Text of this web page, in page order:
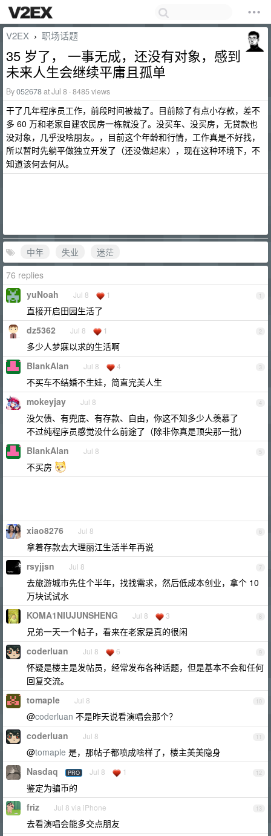
V2EX › 职场话题
35 岁了， 一事无成，还没有对象，感到
未来人生会继续平庸且孤单
By052678at Jul 8 · 8485 views
干了几年程序员工作，前段时间被裁了。目前除了有点小存款，差不
多 60 万和老家自建农民房一栋就没了。没买车、没买房，无贷款也
没对象，几乎没啥朋友。，目前这个年龄和行情，工作真是不好找，
所以暂时先躺平做独立开发了（还没做起来），现在这种环境下，不
知道该何去何从。
中年 失业
迷茫
76 replies
1
yuNoah Jul 8 1
直接开启田园生活了
2
dz5362 Jul 8 1
多少人梦寐以求的生活啊
3
BlankAlan Jul 8 4
不买车不结婚不生娃，简直完美人生
4
mokeyjay Jul 8
没欠债、有兜底、有存款、自由，你这不知多少人羡慕了
不过纯程序员感觉没什么前途了（除非你真是顶尖那一批）
5
BlankAlan Jul 8
不买房
6
xiao8276 Jul 8
拿着存款去大理丽江生活半年再说
7
rsyjjsn Jul 8
去旅游城市先住个半年，找找需求，然后低成本创业，拿个 10
万块试试水
8
KOMA1NIUJUNSHENG Jul 8 3
兄弟一天一个帖子，看来在老家是真的很闲
9
coderluan Jul 8 6
怀疑是楼主是发帖员，经常发布各种话题，但是基本不会和任何
回复交流。
10
tomaple Jul 8
@coderluan 不是昨天说看演唱会那个？
11
coderluan Jul 8
@tomaple 是，那帖子都喷成啥样了，楼主美美隐身
12
Nasdaq PRO Jul 8 1
鉴定为骗币的
13
friz Jul 8 via iPhone
去看演唱会能多交点朋友